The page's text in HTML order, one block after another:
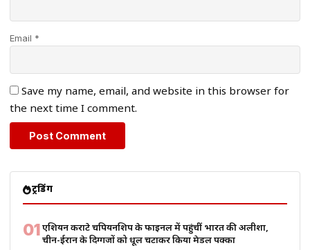
Email *
Save my name, email, and website in this browser for
the next time I comment.
ट्रेंडिंग
01एशियन कराटे चैंपियनशिप के फाइनल में पहुंचीं भारत की अलीशा,
चीन-ईरान के दिग्गजों को धूल चटाकर किया मेडल पक्का